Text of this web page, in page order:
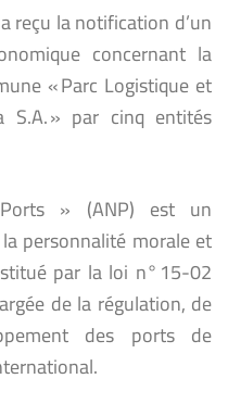
reçu la notification d’un
concernant la
« Parc Logistique et
S.A. » par cinq entités
» (ANP) est un
personnalité morale et
par la loi n° 15-02
de la régulation, de
des ports de